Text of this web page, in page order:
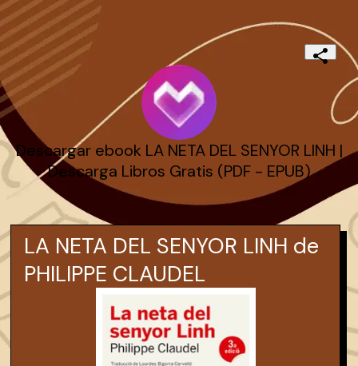
Descargar ebook LA NETA DEL SENYOR LINH |
Descarga Libros Gratis (PDF - EPUB)
LA NETA DEL SENYOR LINH de
PHILIPPE CLAUDEL